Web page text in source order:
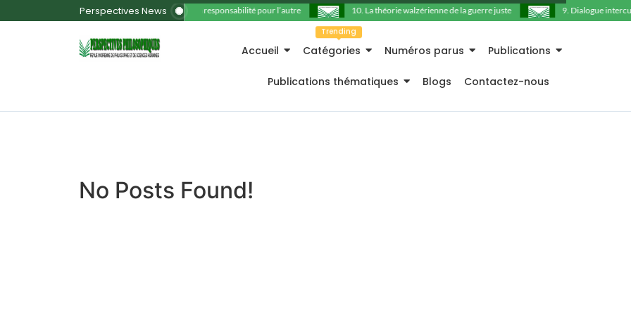
Perspectives News 11. La responsabilité pour l’autre 10. La théorie walzérienne de la guerre juste 9. Dialogue
Accueil Catégories
Trending
Numéros parus Publications
Publications thématiques Blogs Contactez-nous
No Posts Found!